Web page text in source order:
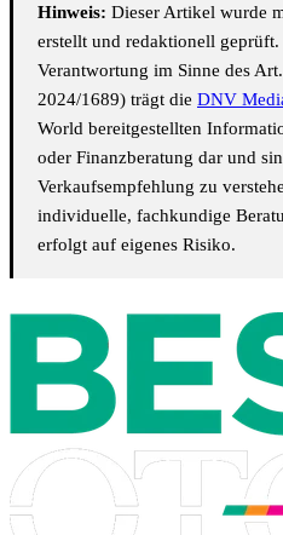
Hinweis: Dieser Artikel wurde
erstellt und redaktionell
Verantwortung im Sinne des
2024/1689) trägt die DNV
World bereitgestellten
oder Finanzberatung dar und
Verkaufsempfehlung zu
individuelle, fachkundige
erfolgt auf eigenes Risiko.